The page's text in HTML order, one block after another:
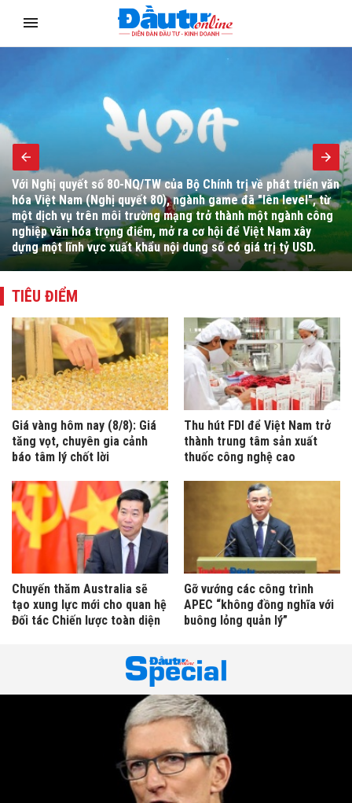
Bộ trưởng Bộ Tài chính Ngô Văn Tuấn yêu cầu đẩy mạnh hoàn
thiện thể chế, cải cách hành chính, chuyển đổi số, tháo gỡ
vướng mắc cho người dân, doanh nghiệp và thúc đẩy giải ngân
đầu tư công.
TIÊU ĐIỂM
Giá vàng hôm nay (8/8): Giá
tăng vọt, chuyên gia cảnh
báo tâm lý chốt lời
Thu hút FDI để Việt Nam trở
thành trung tâm sản xuất
thuốc công nghệ cao
Chuyến thăm Australia sẽ
tạo xung lực mới cho quan hệ
Đối tác Chiến lược toàn diện
Gỡ vướng các công trình
APEC “không đồng nghĩa với
buông lỏng quản lý”